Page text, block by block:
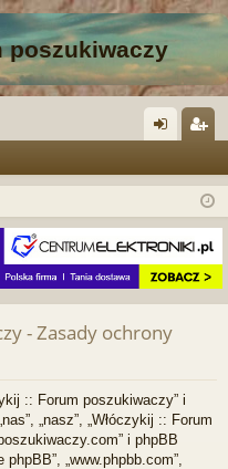
poszukiwaczy
og
si
ę
ej
tru
j
- Zasady ochrony
:: Forum poszukiwaczy” i
„nasz”, „Włóczykij :: Forum
i phpBB
phpBB”, „www.phpbb.com”,